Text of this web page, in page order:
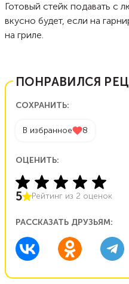
Готовый стейк подавать
вкусно будет, если на
на гриле.
ПОНРАВИЛСЯ
СОХРАНИТЬ:
В избранное 8
ОЦЕНИТЬ:
5 Рейтинг из 2 оценок
РАССКАЗАТЬ ДРУЗЬЯМ: